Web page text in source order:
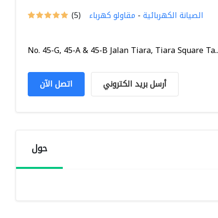
(5) الصيانة الكهربائية- مقاولو كهرباء
No. 45-G, 45-A & 45-B Jalan Tiara, Tiara Square
اتصل الآن أرسل بريد الكتروني
حول